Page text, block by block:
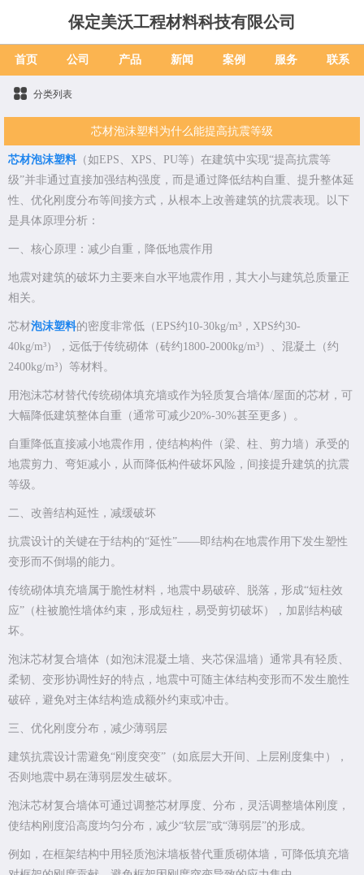
保定美沃工程材料科技有限公司
首页 公司 产品 新闻 案例 服务 联系
分类列表
芯材泡沫塑料为什么能提高抗震等级
芯材泡沫塑料（如EPS、XPS、PU等）在建筑中实现“提高抗震等
级”并非通过直接加强结构强度，而是通过降低结构自重、提升整体延
性、优化刚度分布等间接方式，从根本上改善建筑的抗震表现。以下
是具体原理分析：
一、核心原理：减少自重，降低地震作用
地震对建筑的破坏力主要来自水平地震作用，其大小与建筑总质量正
相关。
芯材泡沫塑料的密度非常低（EPS约10-30kg/m³，XPS约30-
40kg/m³），远低于传统砌体（砖约1800-2000kg/m³）、混凝土（约
2400kg/m³）等材料。
用泡沫芯材替代传统砌体填充墙或作为轻质复合墙体/屋面的芯材，可
大幅降低建筑整体自重（通常可减少20%-30%甚至更多）。
自重降低直接减小地震作用，使结构构件（梁、柱、剪力墙）承受的
地震剪力、弯矩减小，从而降低构件破坏风险，间接提升建筑的抗震
等级。
二、改善结构延性，减缓破坏
抗震设计的关键在于结构的“延性”——即结构在地震作用下发生塑性
变形而不倒塌的能力。
传统砌体填充墙属于脆性材料，地震中易破碎、脱落，形成“短柱效
应”（柱被脆性墙体约束，形成短柱，易受剪切破坏），加剧结构破
坏。
泡沫芯材复合墙体（如泡沫混凝土墙、夹芯保温墙）通常具有轻质、
柔韧、变形协调性好的特点，地震中可随主体结构变形而不发生脆性
破碎，避免对主体结构造成额外约束或冲击。
三、优化刚度分布，减少薄弱层
建筑抗震设计需避免“刚度突变”（如底层大开间、上层刚度集中），
否则地震中易在薄弱层发生破坏。
泡沫芯材复合墙体可通过调整芯材厚度、分布，灵活调整墙体刚度，
使结构刚度沿高度均匀分布，减少“软层”或“薄弱层”的形成。
例如，在框架结构中用轻质泡沫墙板替代重质砌体墙，可降低填充墙